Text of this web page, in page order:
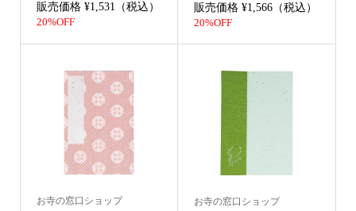
販売価格 ¥1,531（税込）
20%OFF
販売価格 ¥1,566（税込）
20%OFF
お寺の窓口ショップ お寺の窓口ショップ